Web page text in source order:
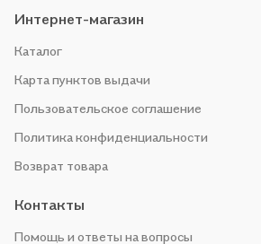
Интернет-магазин
Каталог
Карта пунктов выдачи
Пользовательское соглашение
Политика конфиденциальности
Возврат товара
Контакты
Помощь и ответы на вопросы